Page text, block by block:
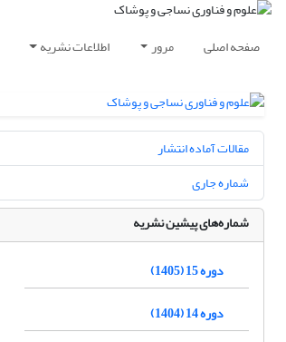
صفحه اصلی مرور اطلاعات نشریه
مقالات آماده انتشار
شماره جاری
شماره‌های پیشین نشریه
دوره 15 (1405)
دوره 14 (1404)